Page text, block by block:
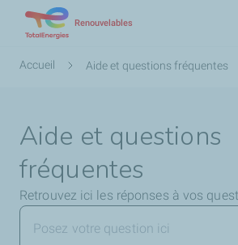
contenu
Renouvelables
Fil
Accueil Aide et questions fréquentes
Aide et questions
fréquentes
Retrouvez ici les réponses à vos